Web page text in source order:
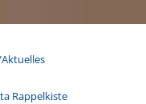
Rappelkiste